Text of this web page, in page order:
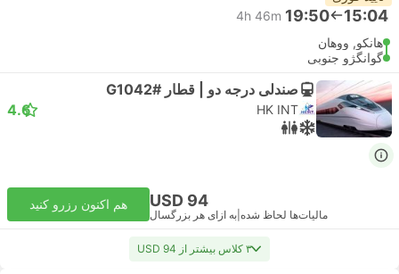
15:04
19:50
4h 46m
هانکو, ووهان
گوانگژو جنوبی
صندلی درجه دو | قطار #G1042
HK INT
4.6
USD 94
مالیات‌ها لحاظ شده به ازای هر بزرگسال
هم اکنون رزرو کنید
۳ کلاس بیشتر از USD 94